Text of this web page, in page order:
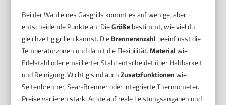
Bei der Wahl eines Gasgrills kommt es auf wenige, aber
entscheidende Punkte an. DieGrößebestimmt, wie viel du
gleichzeitig grillen kannst. DieBrenneranzahl beeinflusst die
Temperaturzonen und damit die Flexibilität. Materialwie
Edelstahl oder emaillierter Stahl entscheidet über Haltbarkeit
und Reinigung. Wichtig sind auchZusatzfunktionenwie
Seitenbrenner, Sear-Brenner oder integrierte Thermometer.
Preise variieren stark. Achte auf reale Leistungsangaben und